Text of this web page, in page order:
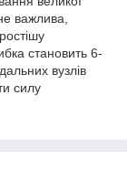
важлива,
становить 6-
вузлів
силу